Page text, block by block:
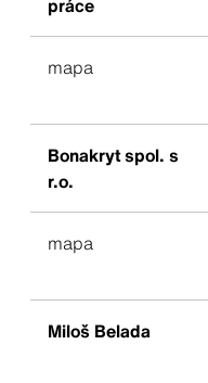
práce
mapa
Bonakryt spol. s
r.o.
mapa
Miloš Belada